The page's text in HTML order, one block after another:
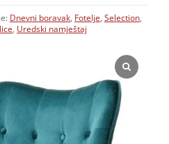
Dnevni boravak Fotelje Selection
Uredski namještaj